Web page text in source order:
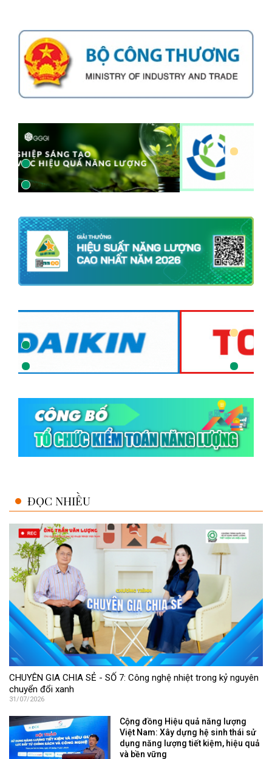
ĐỌC NHIỀU
CHUYÊN GIA CHIA SẺ - SỐ 7: Công nghệ nhiệt trong kỷ nguyên
chuyển đổi xanh
31/07/2026
Cộng đồng Hiệu quả năng lượng
Việt Nam: Xây dựng hệ sinh thái sử
dụng năng lượng tiết kiệm, hiệu quả
và bền vững